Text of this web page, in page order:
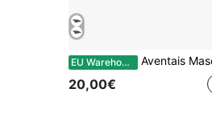
EU Warehouse Aventais
20,00€